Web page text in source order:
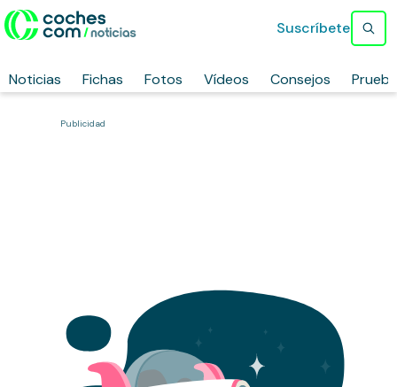
Noticias Fichas Fotos Vídeos Consejos
Suscríbete
Publicidad